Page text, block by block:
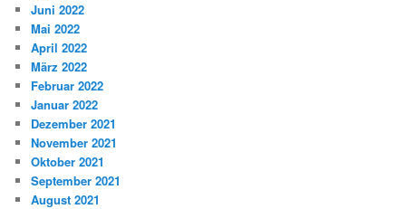
Juni 2022
Mai 2022
April 2022
März 2022
Februar 2022
Januar 2022
Dezember 2021
November 2021
Oktober 2021
September 2021
August 2021